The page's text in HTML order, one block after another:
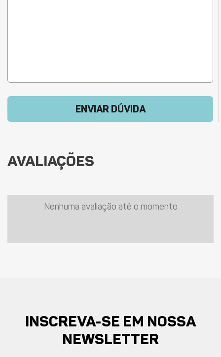
ENVIAR DÚVIDA
AVALIAÇÕES
Nenhuma avaliação até o momento
INSCREVA-SE EM NOSSA
NEWSLETTER